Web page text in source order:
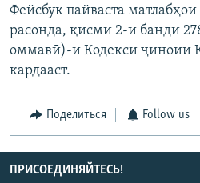
Фейсбук пайваста
расонда, қисми 2-и банди
оммавӣ)-и Кодекси ҷиноии
кардааст.
Поделиться Follow us
ПРИСОЕДИНЯЙТЕСЬ!